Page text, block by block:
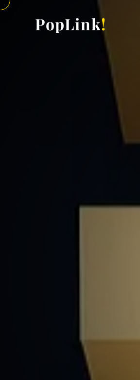
PopLink!